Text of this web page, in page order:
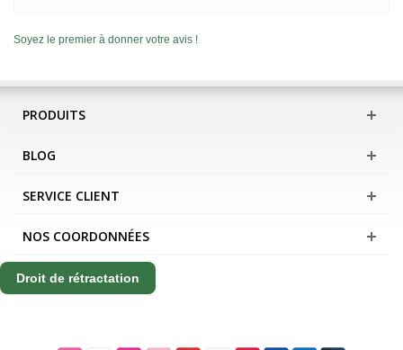
Soyez le premier à donner votre avis !
PRODUITS
BLOG
SERVICE CLIENT
NOS COORDONNÉES
Droit de rétractation